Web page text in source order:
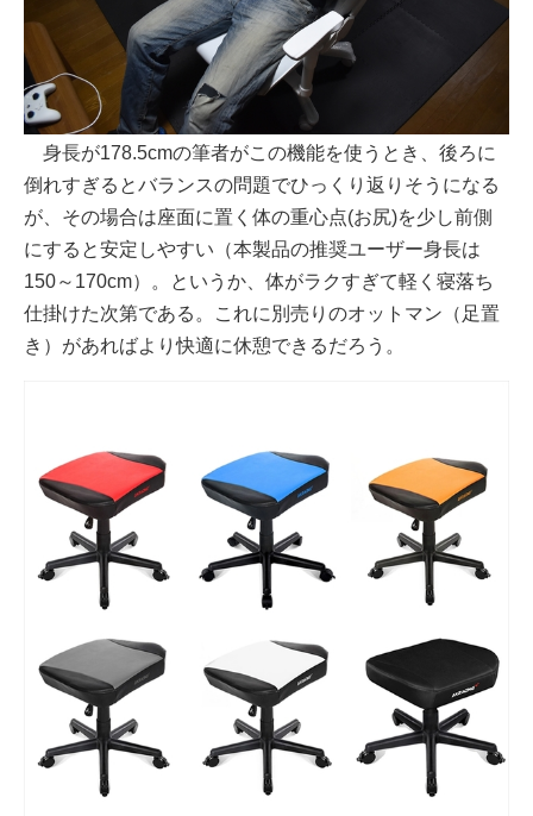
身長が178.5cmの筆者がこの機能を使うとき、後ろに
倒れすぎるとバランスの問題でひっくり返りそうになる
が、その場合は座面に置く体の重心点(お尻)を少し前側
にすると安定しやすい（本製品の推奨ユーザー身長は
150～170cm）。というか、体がラクすぎて軽く寝落ち
仕掛けた次第である。これに別売りのオットマン（足置
き）があればより快適に休憩できるだろう。